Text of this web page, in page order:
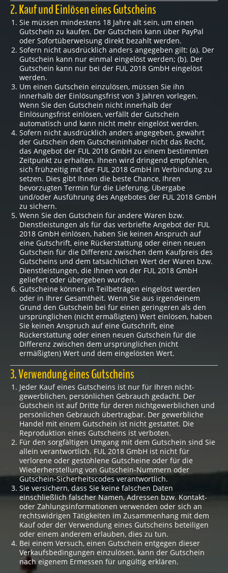
2. Kauf und Einlösen eines Gutscheins
Sie müssen mindestens 18 Jahre alt sein, um einen
Gutschein zu kaufen. Der Gutschein kann über PayPal
oder Sofortüberweisung direkt bezahlt werden.
Sofern nicht ausdrücklich anders angegeben gilt: (a). Der
Gutschein kann nur einmal eingelöst werden; (b). Der
Gutschein kann nur bei der FUL 2018 GmbH eingelöst
werden.
Um einen Gutschein einzulösen, müssen Sie ihn
innerhalb der Einlösungsfrist von 3 Jahren vorlegen.
Wenn Sie den Gutschein nicht innerhalb der
Einlösungsfrist einlösen, verfällt der Gutschein
automatisch und kann nicht mehr eingelöst werden.
Sofern nicht ausdrücklich anders angegeben, gewährt
der Gutschein dem Gutscheininhaber nicht das Recht,
das Angebot der FUL 2018 GmbH zu einem bestimmten
Zeitpunkt zu erhalten. Ihnen wird dringend empfohlen,
sich frühzeitig mit der FUL 2018 GmbH in Verbindung zu
setzen. Dies gibt Ihnen die beste Chance, Ihren
bevorzugten Termin für die Lieferung, Übergabe
und/oder Ausführung des Angebotes der FUL 2018 GmbH
zu sichern.
Wenn Sie den Gutschein für andere Waren bzw.
Dienstleistungen als für das verbriefte Angebot der FUL
2018 GmbH einlösen, haben Sie keinen Anspruch auf
eine Gutschrift, eine Rückerstattung oder einen neuen
Gutschein für die Differenz zwischen dem Kaufpreis des
Gutscheins und dem tatsächlichen Wert der Waren bzw.
Dienstleistungen, die Ihnen von der FUL 2018 GmbH
geliefert oder übergeben wurden.
Gutscheine können in Teilbeträgen eingelöst werden
oder in Ihrer Gesamtheit. Wenn Sie aus irgendeinem
Grund den Gutschein bei für einen geringeren als den
ursprünglichen (nicht ermäßigten) Wert einlösen, haben
Sie keinen Anspruch auf eine Gutschrift, eine
Rückerstattung oder einen neuen Gutschein für die
Differenz zwischen dem ursprünglichen (nicht
ermäßigten) Wert und dem eingelösten Wert.
3. Verwendung eines Gutscheins
Jeder Kauf eines Gutscheins ist nur für Ihren nicht-
gewerblichen, persönlichen Gebrauch gedacht. Der
Gutschein ist auf Dritte für deren nichtgewerblichen und
persönlichen Gebrauch übertragbar. Der gewerbliche
Handel mit einem Gutschein ist nicht gestattet. Die
Reproduktion eines Gutscheins ist verboten.
Für den sorgfältigen Umgang mit dem Gutschein sind Sie
allein verantwortlich. FUL 2018 GmbH ist nicht für
verlorene oder gestohlene Gutscheine oder für die
Wiederherstellung von Gutschein-Nummern oder
Gutschein-Sicherheitscodes verantwortlich.
Sie versichern, dass Sie keine falschen Daten
einschließlich falscher Namen, Adressen bzw. Kontakt-
oder Zahlungsinformationen verwenden oder sich an
rechtswidrigen Tätigkeiten im Zusammenhang mit dem
Kauf oder der Verwendung eines Gutscheins beteiligen
oder einem anderem erlauben, dies zu tun.
Bei einem Versuch, einen Gutschein entgegen dieser
Verkaufsbedingungen einzulösen, kann der Gutschein
nach eigenem Ermessen für ungültig erklären.